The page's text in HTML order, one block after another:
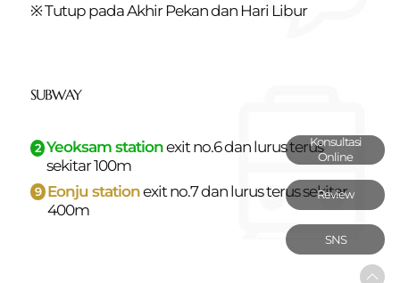
※ Tutup pada Akhir Pekan dan Hari Libur
SUBWAY
2 Yeoksam stationexit no.6 dan lurus terus
sekitar 100m
9 Eonju stationexit no.7 dan lurus terus sekitar
400m
Konsultasi
Online
Review
SNS